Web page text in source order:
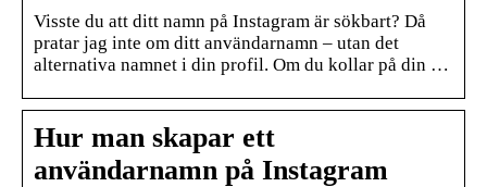
Visste du att ditt namn på Instagram är sökbart? Då
pratar jag inte om ditt användarnamn – utan det
alternativa namnet i din profil. Om du kollar på din …
Hur man skapar ett
användarnamn på Instagram